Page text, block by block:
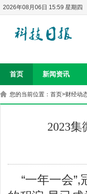
2026年08月06日 15:59 星期四
首页 新闻资讯
您的当前位置： 首页>财经动
2023
“一年一会